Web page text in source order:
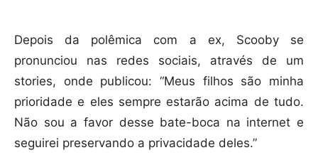
Depois da polêmica com a ex, Scooby se
pronunciou nas redes sociais, através de um
stories, onde publicou: “Meus filhos são minha
prioridade e eles sempre estarão acima de tudo.
Não sou a favor desse bate-boca na internet e
seguirei preservando a privacidade deles.”